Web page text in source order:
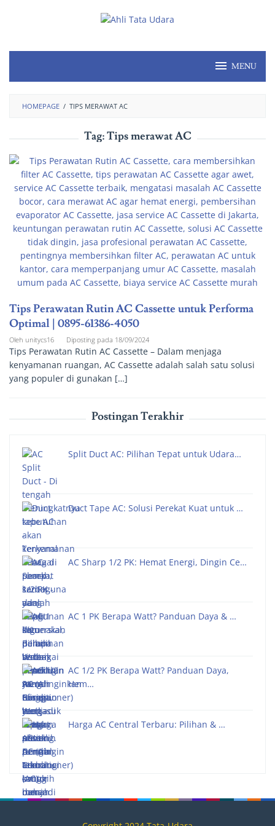
MENU
HOMEPAGE / TIPS MERAWAT AC
Tag:Tips merawat AC
Tips Perawatan Rutin AC Cassette untuk Performa
Optimal | 0895-61386-4050
Oleh unitycs16 Diposting pada 18/09/2024
Tips Perawatan Rutin AC Cassette – Dalam menjaga
kenyamanan ruangan, AC Cassette adalah salah satu solusi
yang populer di gunakan […]
Postingan Terakhir
Split Duct AC: Pilihan Tepat untuk Udara…
Duct Tape AC: Solusi Perekat Kuat untuk …
AC Sharp 1/2 PK: Hemat Energi, Dingin Ce…
AC 1 PK Berapa Watt? Panduan Daya & …
AC 1/2 PK Berapa Watt? Panduan Daya,
Hem…
Harga AC Central Terbaru: Pilihan & …